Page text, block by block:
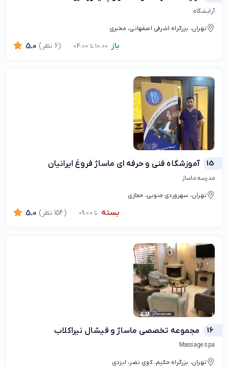
آرایشگاه
تهران، بزرگراه اشرفی اصفهانی، مخبری
باز 5.0 (6 نظر)
15 آموزشگاه فنی و حرفه ای ماساژ فروغ ایرانیان
مدرسه ماساژ
تهران، سهروردی جنوبی، حجازی
بسته تا 09:00 5.0 (154 نظر)
16 مجموعه تخصصی ماساژ و فیشال نیراکلاب
Massage spa
تهران، بزرگراه حکیم، کوی نصر، ایزدی